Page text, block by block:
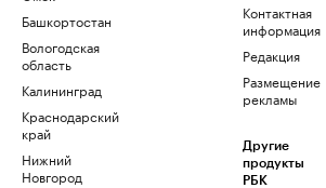
Башкортостан
Вологодская
область
Калининград
Краснодарский
край
Нижний
Новгород
Контактная
информация
Редакция
Размещение
рекламы
Другие
продукты
РБК